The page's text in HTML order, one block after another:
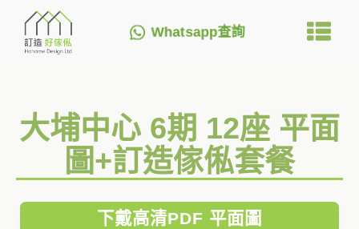
Whatsapp查詢
大埔中心 6期 12座 平面
圖+訂造傢俬套餐
下戴高清PDF 平面圖